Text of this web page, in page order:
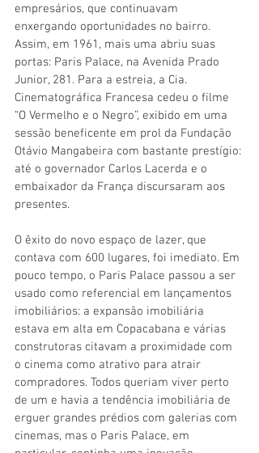
empresários, que continuavam
enxergando oportunidades no bairro.
Assim, em 1961, mais uma abriu suas
portas: Paris Palace, na Avenida Prado
Junior, 281. Para a estreia, a Cia.
Cinematográfica Francesa cedeu o filme
“O Vermelho e o Negro”, exibido em uma
sessão beneficente em prol da Fundação
Otávio Mangabeira com bastante prestígio:
até o governador Carlos Lacerda e o
embaixador da França discursaram aos
presentes.
O êxito do novo espaço de lazer, que
contava com 600 lugares, foi imediato. Em
pouco tempo, o Paris Palace passou a ser
usado como referencial em lançamentos
imobiliários: a expansão imobiliária
estava em alta em Copacabana e várias
construtoras citavam a proximidade com
o cinema como atrativo para atrair
compradores. Todos queriam viver perto
de um e havia a tendência imobiliária de
erguer grandes prédios com galerias com
cinemas, mas o Paris Palace, em